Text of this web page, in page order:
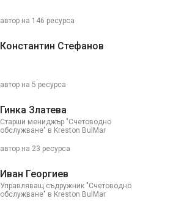
автор на 146 ресурса
Константин Стефанов
автор на 5 ресурса
Гинка Златева
Старши мениджър "Счетоводно
обслужване" в Kreston BulMar
автор на 23 ресурса
Иван Георгиев
Управляващ съдружник "Счетоводно
обслужване" в Kreston BulMar